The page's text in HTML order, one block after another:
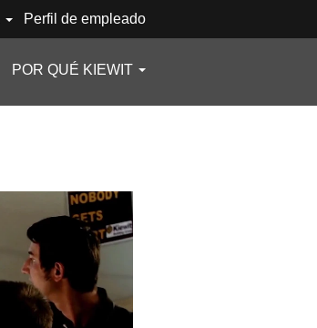
Perfil de empleado
POR QUÉ KIEWIT